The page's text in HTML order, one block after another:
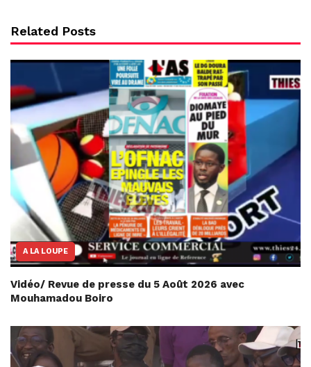
Related Posts
A LA LOUPE
Vidéo/ Revue de presse du 5 Août 2026 avec
Mouhamadou Boiro